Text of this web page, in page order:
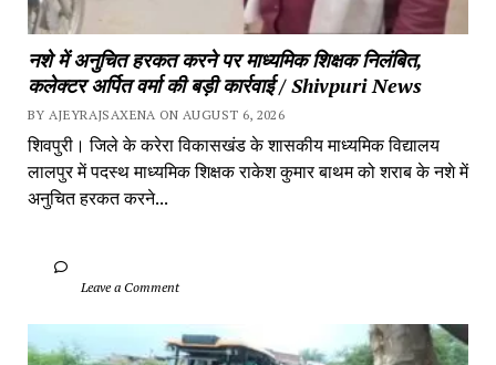
नशे में अनुचित हरकत करने पर माध्यमिक शिक्षक निलंबित,
कलेक्टर अर्पित वर्मा की बड़ी कार्रवाई / Shivpuri News
BY AJEYRAJSAXENA ON AUGUST 6, 2026
शिवपुरी। जिले के करेरा विकासखंड के शासकीय माध्यमिक विद्यालय
लालपुर में पदस्थ माध्यमिक शिक्षक राकेश कुमार बाथम को शराब के नशे में
अनुचित हरकत करने...
		Leave a Comment